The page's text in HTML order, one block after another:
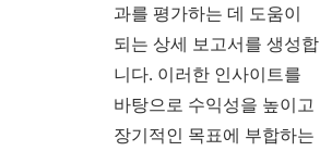
과를 평가하는 데 도움이
되는 상세 보고서를 생성합
니다. 이러한 인사이트를
바탕으로 수익성을 높이고
장기적인 목표에 부합하는